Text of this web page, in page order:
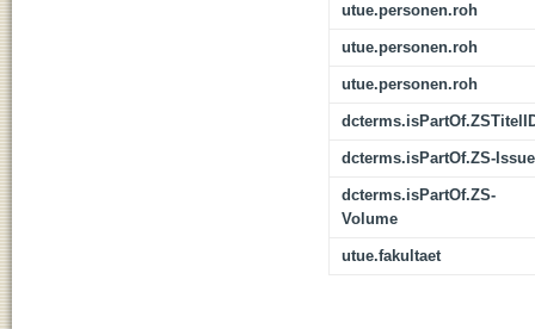
utue.personen.roh
utue.personen.roh
utue.personen.roh
dcterms.isPartOf.ZS-Issue
dcterms.isPartOf.ZS-
Volume
utue.fakultaet